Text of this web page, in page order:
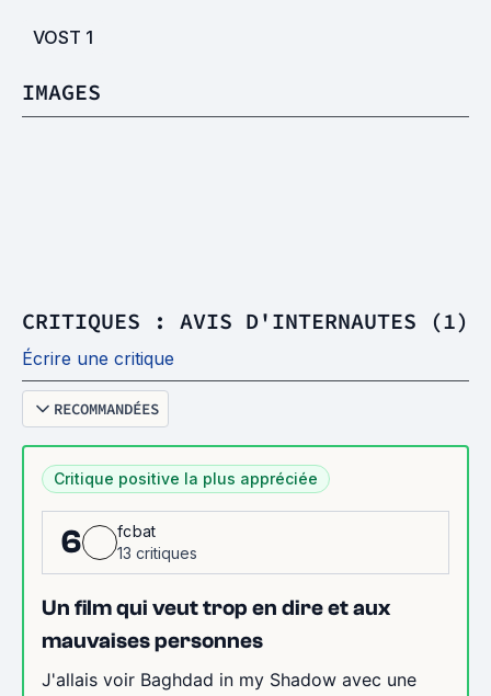
VOST 1
IMAGES
CRITIQUES : AVIS D'INTERNAUTES (1)
Écrire une critique
RECOMMANDÉES
Critique positive la plus appréciée
6
fcbat
13 critiques
Un film qui veut trop en dire et aux
mauvaises personnes
J'allais voir Baghdad in my Shadow avec une